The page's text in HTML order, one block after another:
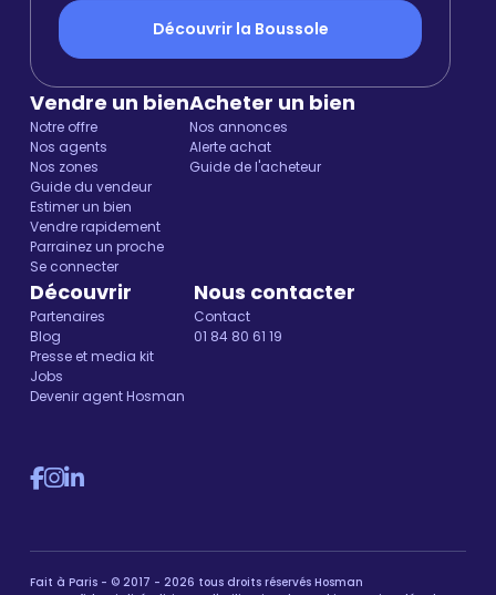
Découvrir la Boussole
Vendre un bien
Notre offre
Nos agents
Nos zones
Guide du vendeur
Estimer un bien
Vendre rapidement
Parrainez un proche
Se connecter
Acheter un bien
Nos annonces
Alerte achat
Guide de l'acheteur
Découvrir
Partenaires
Blog
Presse et media kit
Jobs
Devenir agent Hosman
Nous contacter
Contact
01 84 80 61 19
Fait à Paris - © 2017 - 2026 tous droits réservés Hosman